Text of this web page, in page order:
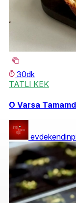
30dk
TATLI KEK
O Varsa